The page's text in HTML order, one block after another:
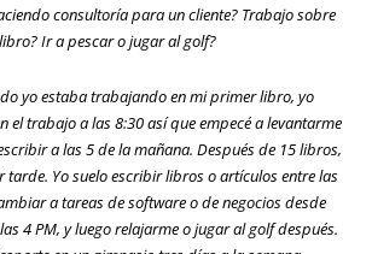
consultoría para un cliente? Trabajo sobre
Ir a pescar o jugar al golf?
yo estaba trabajando en mi primer libro, yo
el trabajo a las 8:30 así que empecé a levantarme
a las 5 de la mañana. Después de 15 libros,
Yo suelo escribir libros o artículos entre las
a tareas de software o de negocios desde
4 PM, y luego relajarme o jugar al golf después.